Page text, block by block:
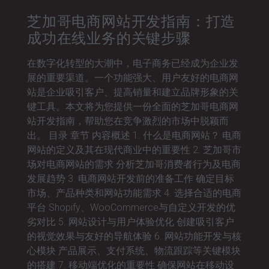
芝加哥电商网站开发指南：打造
成功在线业务的关键步骤
在数字化转型的大潮中，电子商务已经成为企业发
展的重要渠道。一个功能强大、用户友好的电商网
站是企业吸引客户、提高销量和建立品牌形象的关
键工具。本文将为您提供一份全面的芝加哥电商网
站开发指南，帮助您在竞争激烈的市场中脱颖而
出。 目录 章节 内容概述 1. 什么是电商网站？ 电商
网站的定义及其在现代商业中的重要性 2. 芝加哥市
场对电商网站的需求 分析芝加哥消费者行为及电商
发展趋势 3. 电商网站开发前的准备工作 确定目标
市场、产品种类和网站功能需求 4. 选择合适的电商
平台 Shopify、WooCommerce与自定义开发的优
劣对比 5. 网站设计与用户体验优化 创建吸引客户
的视觉效果与友好的导航体验 6. 网站功能开发与核
心模块 产品展示、支付系统、物流跟踪等关键模块
的搭建 7. 移动端优化的重要性 确保网站在移动设